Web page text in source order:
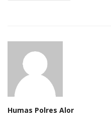
Humas Polres Alor